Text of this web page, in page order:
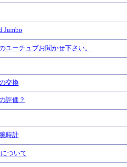
Jumbo
ユーチュブお聞かせ下さい。
交換
評価？
時計
ついて